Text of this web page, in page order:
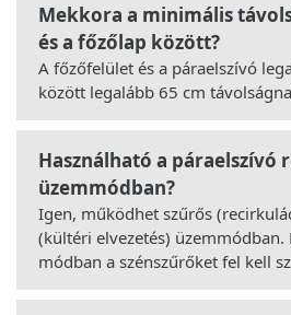
Mekkora a minimális
és a főzőlap között?
A főzőfelület és a páraelszívó
között legalább 65 cm
Használható a páraelszívó
üzemmódban?
Igen, működhet szűrős
(kültéri elvezetés) üzemmódban.
módban a szénszűrőket fel kell